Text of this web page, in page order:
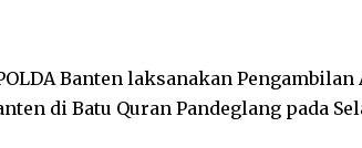
Banten laksanakan
di Batu Quran Pandeglang pada